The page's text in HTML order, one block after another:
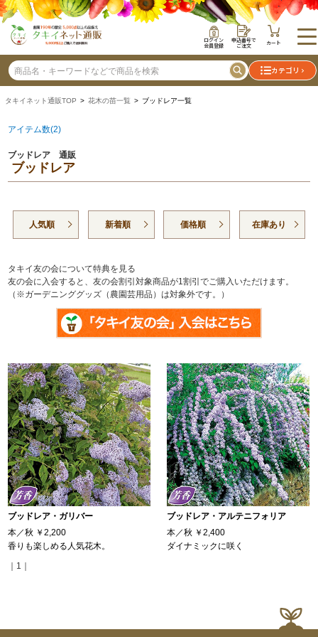
ログイン
会員登録
申込番号で
ご注文 カート
カテゴリ
タキイネット通販TOP > 花木の苗一覧 > ブッドレア一覧
アイテム数(2)
ブッドレア 通販
ブッドレア
人気順 新着順 価格順 在庫あり
タキイ友の会について特典を見る
友の会に入会すると、友の会割引対象商品が1割引でご購入いただけます。
（※ガーデニンググッズ（農園芸用品）は対象外です。）
ブッドレア・ガリバー
本／秋 ￥2,200
香りも楽しめる人気花木。
ブッドレア・アルテニフォリア
本／秋 ￥2,400
ダイナミックに咲く
｜1｜